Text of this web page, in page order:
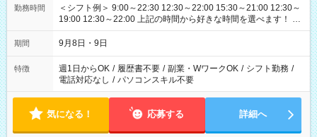
勤務時間
＜シフト例＞ 9:00～22:30 12:30～22:00 15:30～21:00 12:30～
19:00 12:30～22:00 上記の時間から好きな時間を選べます！ ※
時間は変更となる可能性があります
期間 9月8日・9日
特徴 週1日からOK / 履歴書不要 / 副業・WワークOK / シフト勤務 /
電話対応なし / パソコンスキル不要
気になる！ 応募する 詳細へ